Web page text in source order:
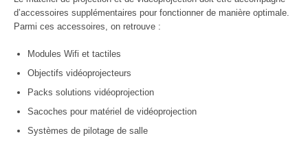
d’accessoires supplémentaires pour fonctionner de manière optimale.
Parmi ces accessoires, on retrouve :
Modules Wifi et tactiles
Objectifs vidéoprojecteurs
Packs solutions vidéoprojection
Sacoches pour matériel de vidéoprojection
Systèmes de pilotage de salle